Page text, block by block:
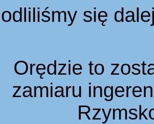
się
Orędzie to
zamiaru